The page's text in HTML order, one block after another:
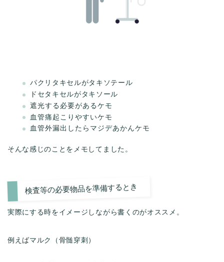
パクリタキセルがタキソテール
ドセタキセルがタキソール
遮光する必要があるケモ
血管痛起こりやすいケモ
血管外漏出したらマジデあかんケモ
そんな感じのことをメモしてました。
検査等の必要物品を準備するとき
実際にする時をイメージしながら書くのがオススメ。
例えばマルク（骨髄穿刺）